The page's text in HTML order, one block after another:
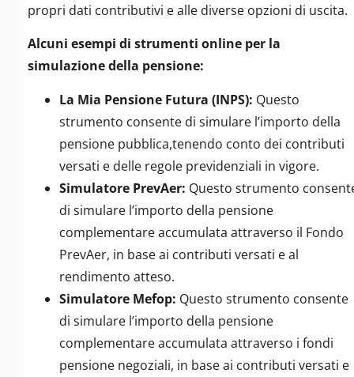
propri dati contributivi e alle diverse opzioni di uscita.
Alcuni esempi di strumenti online per la
simulazione della pensione:
La Mia Pensione Futura (INPS): Questo
strumento consente di simulare l’importo della
pensione pubblica,tenendo conto dei contributi
versati e delle regole previdenziali in vigore.
Simulatore PrevAer: Questo strumento
di simulare l’importo della pensione
complementare accumulata attraverso il Fondo
PrevAer, in base ai contributi versati e al
rendimento atteso.
Simulatore Mefop: Questo strumento consente
di simulare l’importo della pensione
complementare accumulata attraverso i fondi
pensione negoziali, in base ai contributi versati e